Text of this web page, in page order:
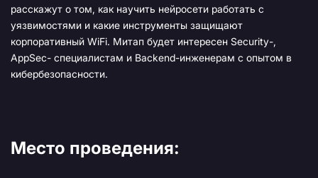
расскажут о том, как научить нейросети работать с
уязвимостями и какие инструменты защищают
корпоративный WiFi. Митап будет интересен Security-,
AppSec- специалистам и Backend-инженерам с опытом в
кибербезопасности.
Место проведения: